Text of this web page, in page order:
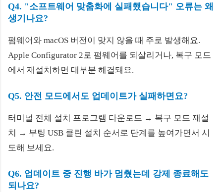
Q4. "소프트웨어 맞춤화에 실패했습니다" 오류는 왜
생기나요?
펌웨어와 macOS 버전이 맞지 않을 때 주로 발생해요.
Apple Configurator 2로 펌웨어를 되살리거나, 복구 모드
에서 재설치하면 대부분 해결돼요.
Q5. 안전 모드에서도 업데이트가 실패하면요?
터미널 전체 설치 프로그램 다운로드 → 복구 모드 재설
치 → 부팅 USB 클린 설치 순서로 단계를 높여가면서 시
도해 보세요.
Q6. 업데이트 중 진행 바가 멈췄는데 강제 종료해도
되나요?